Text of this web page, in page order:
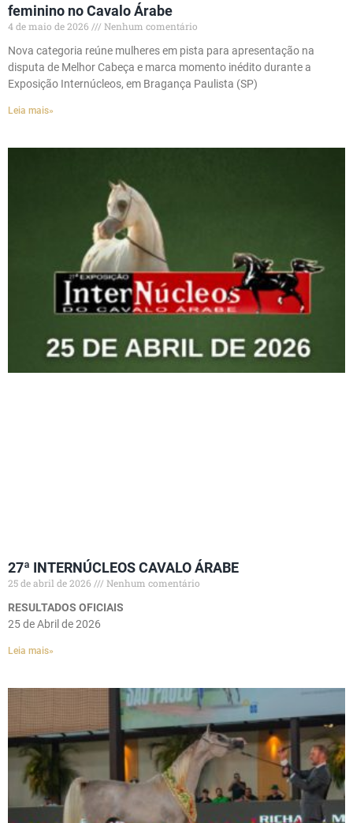
feminino no Cavalo Árabe
4 de maio de 2026
Nenhum comentário
Nova categoria reúne mulheres em pista para apresentação na
disputa de Melhor Cabeça e marca momento inédito durante a
Exposição Internúcleos, em Bragança Paulista (SP)
Leia mais»
27ª INTERNÚCLEOS CAVALO ÁRABE
25 de abril de 2026
Nenhum comentário
RESULTADOS OFICIAIS
25 de Abril de 2026
Leia mais»